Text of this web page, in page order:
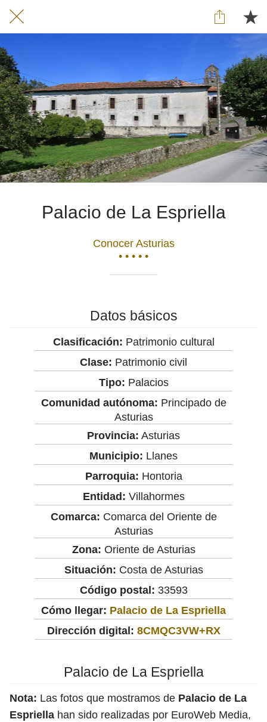
Palacio de La Espriella
Conocer Asturias
• • • • •
Datos básicos
Clasificación: Patrimonio cultural
Clase: Patrimonio civil
Tipo: Palacios
Comunidad autónoma: Principado de
Asturias
Provincia: Asturias
Municipio: Llanes
Parroquia: Hontoria
Entidad: Villahormes
Comarca: Comarca del Oriente de
Asturias
Zona: Oriente de Asturias
Situación: Costa de Asturias
Código postal: 33593
Cómo llegar: Palacio de La Espriella
Dirección digital: 8CMQC3VW+RX
Palacio de La Espriella
Nota: Las fotos que mostramos de Palacio de La
Espriella han sido realizadas por EuroWeb Media,